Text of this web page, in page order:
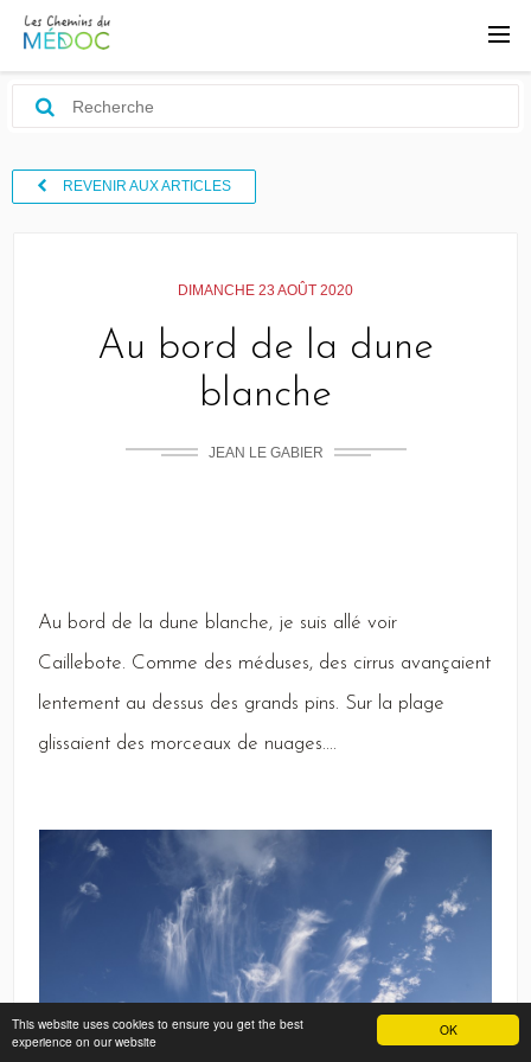
OK
This website uses cookies to ensure you get the best
experience on our website
REVENIR AUX ARTICLES
DIMANCHE 23 AOÛT 2020
Au bord de la dune
blanche
JEAN LE GABIER
Au bord de la dune blanche, je suis allé voir
Caillebote. Comme des méduses, des cirrus avançaient
lentement au dessus des grands pins. Sur la plage
glissaient des morceaux de nuages....